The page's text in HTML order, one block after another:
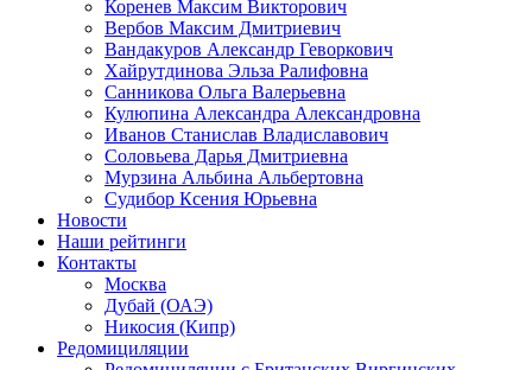
Коренев Максим Викторович
Вербов Максим Дмитриевич
Вандакуров Александр Геворкович
Хайрутдинова Эльза Ралифовна
Санникова Ольга Валерьевна
Кулюпина Александра Александровна
Иванов Станислав Владиславович
Соловьева Дарья Дмитриевна
Мурзина Альбина Альбертовна
Судибор Ксения Юрьевна
Новости
Наши рейтинги
Контакты
Москва
Дубай (ОАЭ)
Никосия (Кипр)
Редомициляции